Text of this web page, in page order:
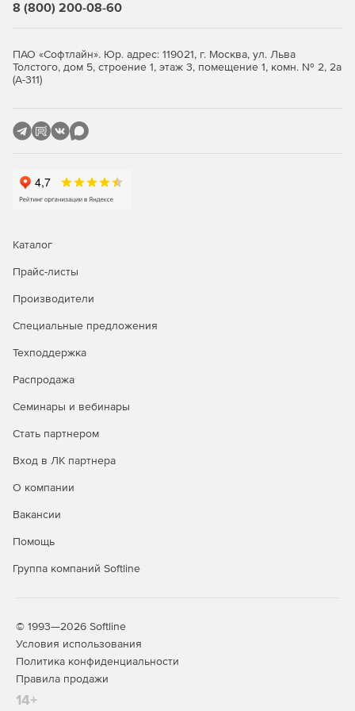
производителя, дату производства, серийный номер и
в PDF, MS Word, MS Excel, Open Office и другие форматы.
Пользователь может самостоятельно настраивать
шаблоны во встроенном визуальном редакторе и
перечень прав доступа к функциям и данным позволяет
гибко настраивать возможности каждого оператора базы
Использование клиент-серверной технологии.
секретность данных.
Учет отдельных комплектующих рабочих станций.
Отслеживание истории перемещения устройств, их
ремонта и профилактики.
Учет заявок от пользователей.
Учет лицензий на программное обеспечение.
Возможность ручного ввода данных и импорт
устройств из отчетов программ анализа конфигурации
Импорт пользователей из Active Directory.
Мощный механизм поиска устройств, расходных
материалов и лицензий.
8 (800) 200-08-60
ПАО «Софтлайн». Юр. адрес: 119021, г. Москва, ул. Льва
Толстого, дом 5, строение 1, этаж 3, помещение 1, комн. № 2, 2а
(А-311)
Каталог
Прайс-листы
Производители
Специальные предложения
Техподдержка
Распродажа
Семинары и вебинары
Стать партнером
Вход в ЛК партнера
О компании
Вакансии
Помощь
Группа компаний Softline
© 1993—2026 Softline
Условия использования
Политика конфиденциальности
Правила продажи
14+